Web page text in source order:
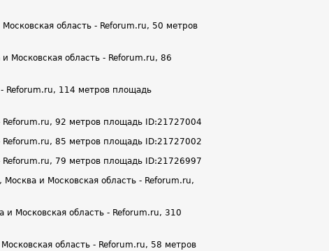
область - Reforum.ru, 50 метров
область - Reforum.ru, 86
Reforum.ru, 114 метров площадь
92 метров площадь ID:21727004
85 метров площадь ID:21727002
79 метров площадь ID:21726997
и Московская область - Reforum.ru,
Московская область - Reforum.ru, 310
область - Reforum.ru, 58 метров